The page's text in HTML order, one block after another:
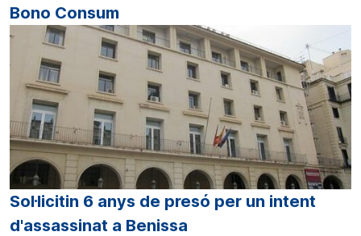
Bono Consum
Sol·licitin 6 anys de presó per un intent
d'assassinat a Benissa